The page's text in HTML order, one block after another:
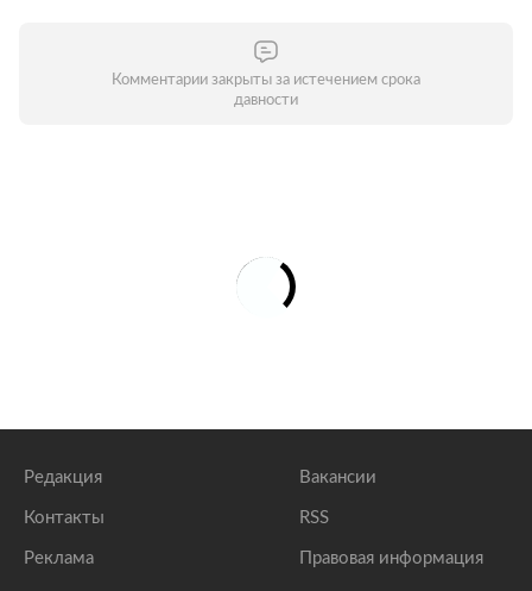
Комментарии закрыты за истечением срока
давности
Редакция
Контакты
Реклама
Вакансии
RSS
Правовая информация